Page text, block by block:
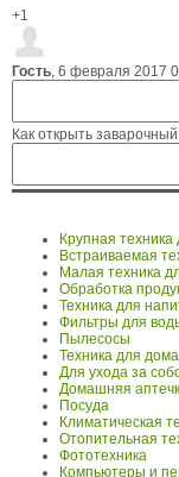
+1
Гость, 6 февраля 2017
Как открыть
Крупная техника
Встраиваемая
Малая техника
Обработка
Техника для
Фильтры для
Пылесосы
Техника для дома
Для ухода за
Домашняя
Посуда
Климатическая
Отопительная
Фототехника
Компьютеры и